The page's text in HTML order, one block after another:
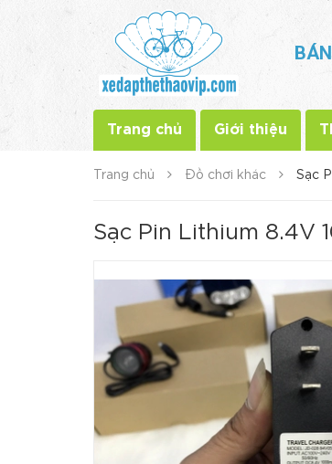
Trang chủ Giới thiệu
Trang chủ Đồ chơi khác Sạc
Sạc Pin Lithium 8.4V